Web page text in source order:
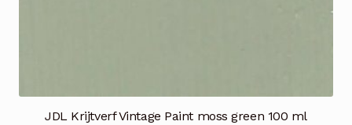
JDL Krijtverf Vintage Paint moss green 100 ml